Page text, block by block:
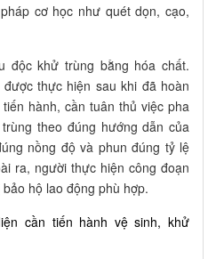
cơ học như quét dọn, cạo,
độc khử trùng bằng hóa chất.
thực hiện sau khi đã hoàn
hành, cần tuân thủ việc pha
theo đúng hướng dẫn của
nồng độ và phun đúng tỷ lệ
ra, người thực hiện công đoạn
hộ lao động phù hợp.
cần tiến hành vệ sinh, khử